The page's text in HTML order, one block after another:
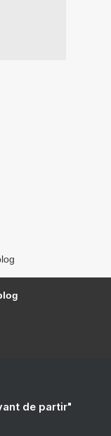
de partir"